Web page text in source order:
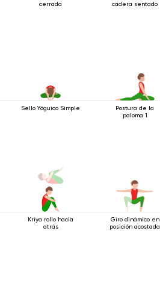
cerrada cadera sentado
Sello Yóguico Simple
Postura de la
paloma 1
Kriya rollo hacia
atrás
Giro dinámico en
posición acostada